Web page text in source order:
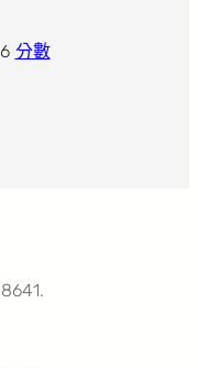
· 分數